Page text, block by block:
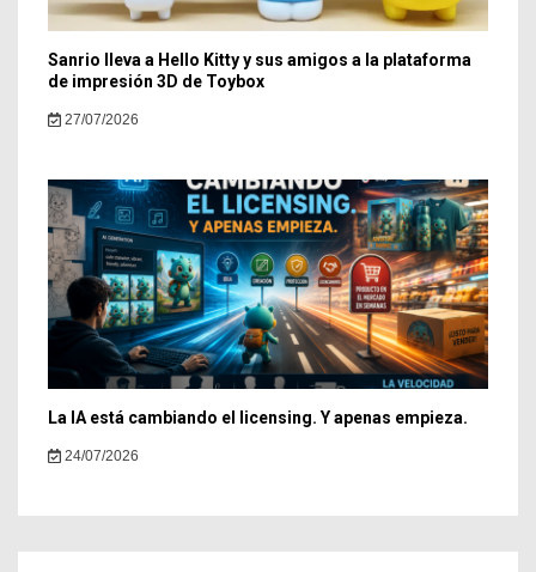
Sanrio lleva a Hello Kitty y sus amigos a la plataforma
de impresión 3D de Toybox
27/07/2026
La IA está cambiando el licensing. Y apenas empieza.
24/07/2026